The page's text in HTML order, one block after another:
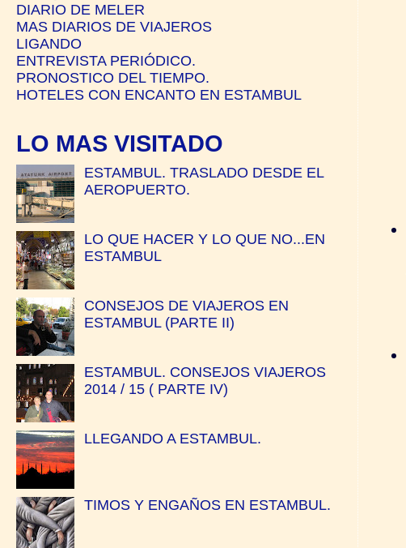
DIARIO DE MELER
MAS DIARIOS DE VIAJEROS
LIGANDO
ENTREVISTA PERIÓDICO.
PRONOSTICO DEL TIEMPO.
HOTELES CON ENCANTO EN ESTAMBUL
LO MAS VISITADO
ESTAMBUL. TRASLADO DESDE EL
AEROPUERTO.
LO QUE HACER Y LO QUE NO...EN
ESTAMBUL
CONSEJOS DE VIAJEROS EN
ESTAMBUL (PARTE II)
ESTAMBUL. CONSEJOS VIAJEROS
2014 / 15 ( PARTE IV)
LLEGANDO A ESTAMBUL.
TIMOS Y ENGAÑOS EN ESTAMBUL.